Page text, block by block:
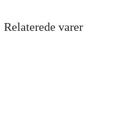
Relaterede varer